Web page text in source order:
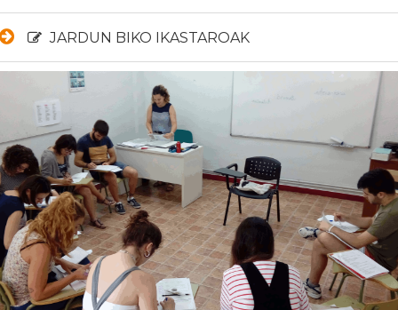
JARDUN BIKO IKASTAROAK